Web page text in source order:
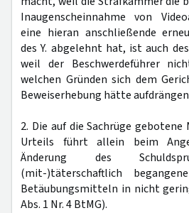
Inaugenscheinnahme von
eine hieran anschließende
des Y. abgelehnt hat, ist auch
weil der Beschwerdeführer
welchen Gründen sich dem
Beweiserhebung hätte
2. Die auf die Sachrüge gebotene
Urteils führt allein beim
Änderung des
(mit-)täterschaftlich
Betäubungsmitteln in nicht
Abs. 1 Nr. 4 BtMG).